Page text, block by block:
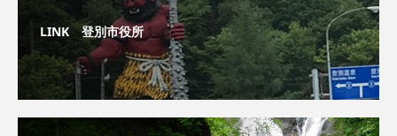
LINK 登別市役所